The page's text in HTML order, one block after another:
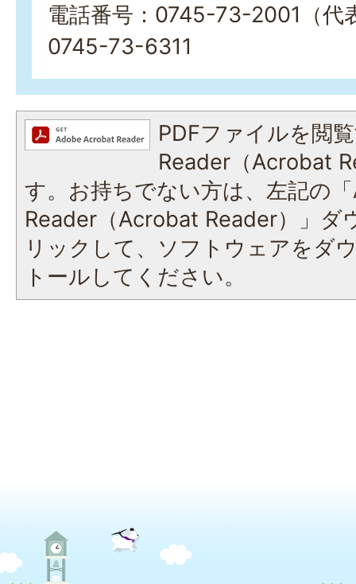
電話番号：0745-73-2001（
0745-73-6311
PDFファイルを閲
Reader（Acrobat
す。お持ちでない方は、左記の
Reader（Acrobat Reader）」ダ
リックして、ソフトウェアをダ
トールしてください。